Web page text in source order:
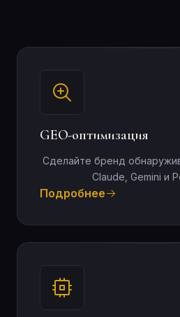
GEO-оптимизация
Сделайте бренд
Claude, Gemini и
Подробнее